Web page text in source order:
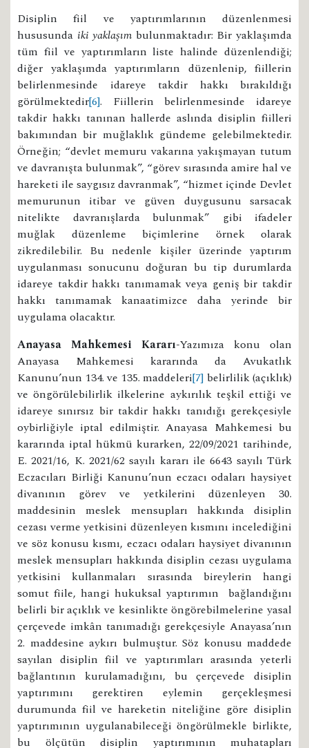
Disiplin fiil ve yaptırımlarının düzenlenmesi
hususunda iki yaklaşım bulunmaktadır: Bir yaklaşımda
tüm fiil ve yaptırımların liste halinde düzenlendiği;
diğer yaklaşımda yaptırımların düzenlenip, fiillerin
belirlenmesinde idareye takdir hakkı bırakıldığı
görülmektedir[6]. Fiillerin belirlenmesinde idareye
takdir hakkı tanınan hallerde aslında disiplin fiilleri
bakımından bir muğlaklık gündeme gelebilmektedir.
Örneğin; “devlet memuru vakarına yakışmayan tutum
ve davranışta bulunmak”, “görev sırasında amire hal ve
hareketi ile saygısız davranmak”, “hizmet içinde Devlet
memurunun itibar ve güven duygusunu sarsacak
nitelikte davranışlarda bulunmak” gibi ifadeler
muğlak düzenleme biçimlerine örnek olarak
zikredilebilir. Bu nedenle kişiler üzerinde yaptırım
uygulanması sonucunu doğuran bu tip durumlarda
idareye takdir hakkı tanımamak veya geniş bir takdir
hakkı tanımamak kanaatimizce daha yerinde bir
uygulama olacaktır.
Anayasa Mahkemesi Kararı-Yazımıza konu olan
Anayasa Mahkemesi kararında da Avukatlık
Kanunu’nun 134. ve 135. maddeleri[7] belirlilik (açıklık)
ve öngörülebilirlik ilkelerine aykırılık teşkil ettiği ve
idareye sınırsız bir takdir hakkı tanıdığı gerekçesiyle
oybirliğiyle iptal edilmiştir. Anayasa Mahkemesi bu
kararında iptal hükmü kurarken, 22/09/2021 tarihinde,
E. 2021/16, K. 2021/62 sayılı kararı ile 6643 sayılı Türk
Eczacıları Birliği Kanunu’nun eczacı odaları haysiyet
divanının görev ve yetkilerini düzenleyen 30.
maddesinin meslek mensupları hakkında disiplin
cezası verme yetkisini düzenleyen kısmını incelediğini
ve söz konusu kısmı, eczacı odaları haysiyet divanının
meslek mensupları hakkında disiplin cezası uygulama
yetkisini kullanmaları sırasında bireylerin hangi
somut fiile, hangi hukuksal yaptırımın bağlandığını
belirli bir açıklık ve kesinlikte öngörebilmelerine yasal
çerçevede imkân tanımadığı gerekçesiyle Anayasa’nın
2. maddesine aykırı bulmuştur. Söz konusu maddede
sayılan disiplin fiil ve yaptırımları arasında yeterli
bağlantının kurulamadığını, bu çerçevede disiplin
yaptırımını gerektiren eylemin gerçekleşmesi
durumunda fiil ve hareketin niteliğine göre disiplin
yaptırımının uygulanabileceği öngörülmekle birlikte,
bu ölçütün disiplin yaptırımının muhatapları